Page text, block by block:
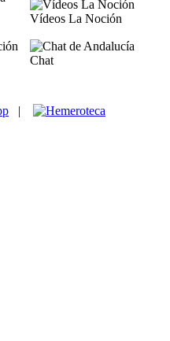
Vídeos La Noción
Chat
|